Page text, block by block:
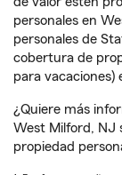
personales en
personales de
cobertura de
para vacaciones)
¿Quiere más
West Milford, NJ
propiedad